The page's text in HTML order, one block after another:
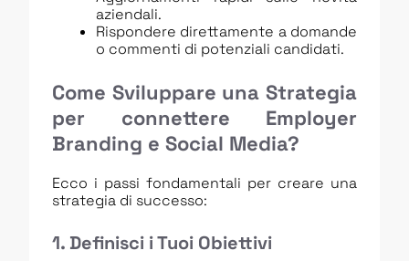
aziendali.
Rispondere direttamente a domande
o commenti di potenziali candidati.
Come Sviluppare una Strategia
per connettere Employer
Branding e Social Media?
Ecco i passi fondamentali per creare una
strategia di successo:
1. Definisci i Tuoi Obiettivi